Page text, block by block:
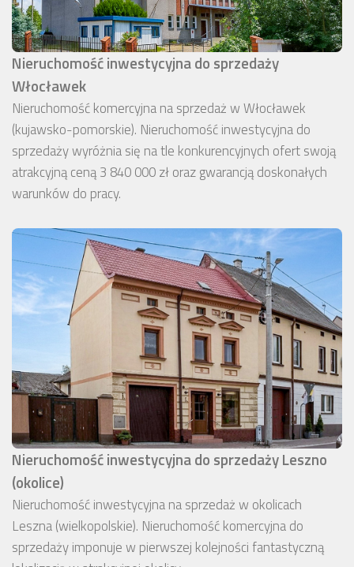
Nieruchomość inwestycyjna do sprzedaży
Włocławek
Nieruchomość komercyjna na sprzedaż w Włocławek
(kujawsko-pomorskie). Nieruchomość inwestycyjna do
sprzedaży wyróżnia się na tle konkurencyjnych ofert swoją
atrakcyjną ceną 3 840 000 zł oraz gwarancją doskonałych
warunków do pracy.
Nieruchomość inwestycyjna do sprzedaży Leszno
(okolice)
Nieruchomość inwestycyjna na sprzedaż w okolicach
Leszna (wielkopolskie). Nieruchomość komercyjna do
sprzedaży imponuje w pierwszej kolejności fantastyczną